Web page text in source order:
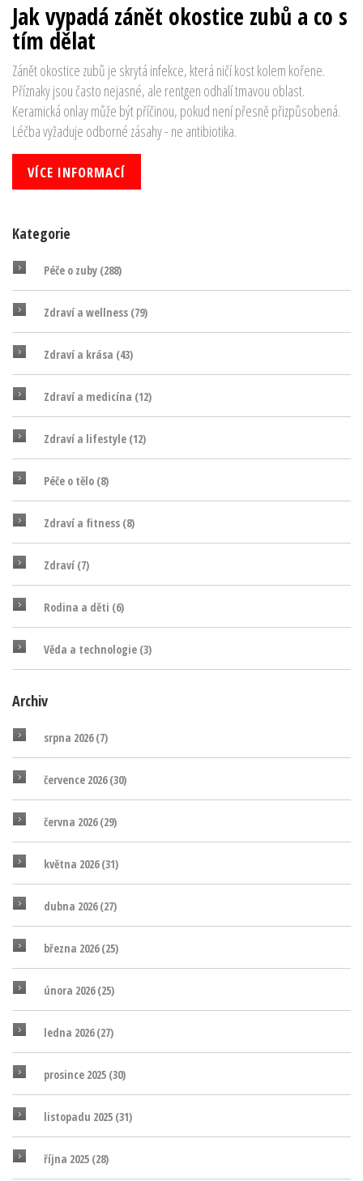
Jak vypadá zánět okostice zubů a co s
tím dělat
Zánět okostice zubů je skrytá infekce, která ničí kost kolem kořene.
Příznaky jsou často nejasné, ale rentgen odhalí tmavou oblast.
Keramická onlay může být příčinou, pokud není přesně přizpůsobená.
Léčba vyžaduje odborné zásahy - ne antibiotika.
VÍCE INFORMACÍ
Kategorie
Péče o zuby (288)
Zdraví a wellness (79)
Zdraví a krása (43)
Zdraví a medicína (12)
Zdraví a lifestyle (12)
Péče o tělo (8)
Zdraví a fitness (8)
Zdraví (7)
Rodina a děti (6)
Věda a technologie (3)
Archiv
srpna 2026(7)
července 2026(30)
června 2026(29)
května 2026(31)
dubna 2026(27)
března 2026(25)
února 2026(25)
ledna 2026(27)
prosince 2025 (30)
listopadu 2025 (31)
října 2025 (28)